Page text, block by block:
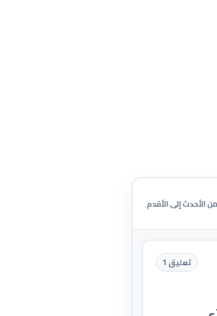
من الأحدث إلى الأقدم
تعليق 1